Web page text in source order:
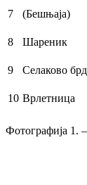
7 (Бешњаја)
8 Шареник
9 Селаково
10 Врлетница
Фотографија 1.